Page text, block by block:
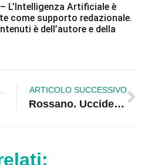
– L’Intelligenza Artificiale è
come supporto redazionale.
è dell’autore e della
ARTICOLO SUCCESSIVO
Rossano. Uccide il padre a colpi di fucile